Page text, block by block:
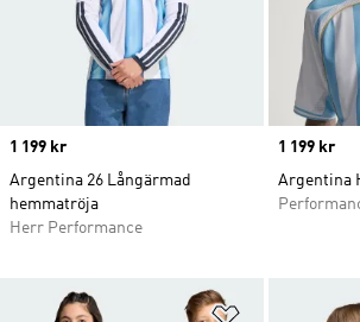
Price
1 199 kr
Argentina 26 Långärmad
hemmatröja
Herr Performance
Price
1 199 kr
Argentina
Lägg till på